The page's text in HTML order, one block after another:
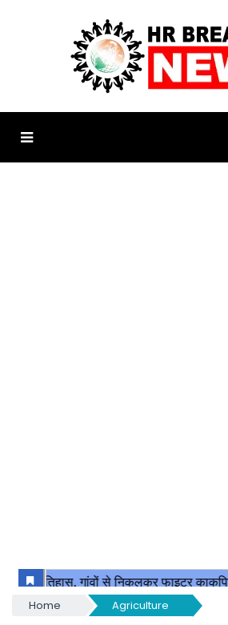
Home Agriculture